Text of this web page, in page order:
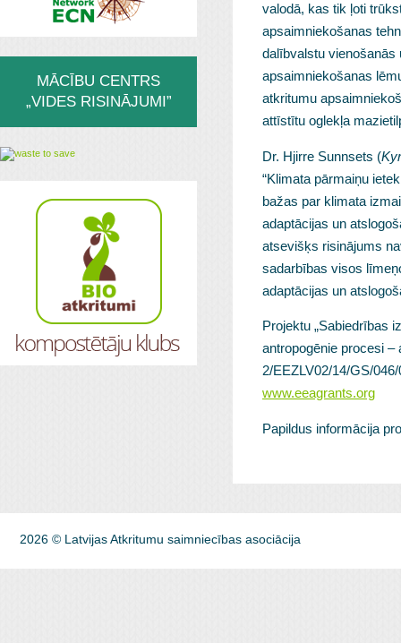
valodā, kas tik ļoti
apsaimniekošanas
dalībvalstu vienošanās
apsaimniekošanas
atkritumu
attīstītu oglekļa
Dr. Hjirre Sunnsets (
“Klimata pārmaiņu
bažas par klimata
adaptācijas un
atsevišķs risinājums
sadarbības visos
adaptācijas un
Projektu „Sabiedrības
antropogēnie procesi –
2/EEZLV02/14/GS/
www.eeagrants.org
Papildus informācija
MĀCĪBU CENTRS
„VIDES RISINĀJUMI”
2026 © Latvijas Atkritumu saimniecības asociācija